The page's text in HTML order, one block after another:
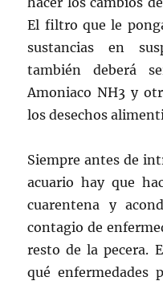
El filtro que le
sustancias en
también deberá
Amoniaco NH3 y
los desechos
Siempre antes de
acuario hay que
cuarentena y
contagio de
resto de la pecera.
qué enfermedades